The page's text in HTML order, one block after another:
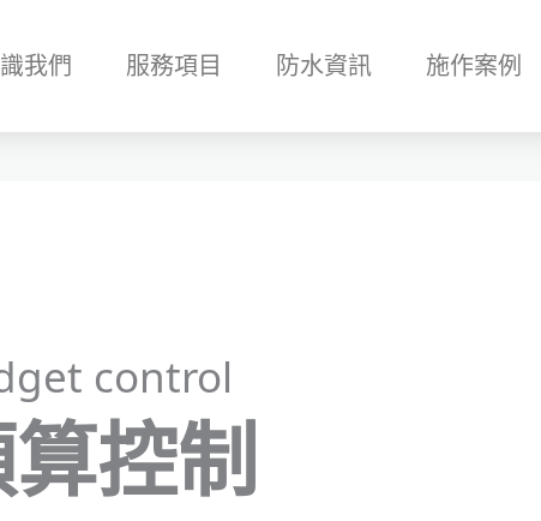
我們 服務項目 防水資訊 施作案例
control
控制